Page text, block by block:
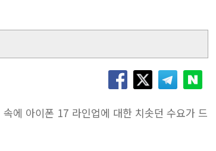
에 아이폰 17 라인업에 대한 치솟던 수요가 드